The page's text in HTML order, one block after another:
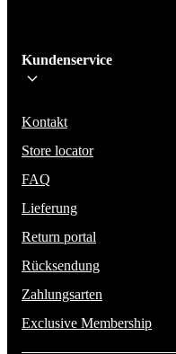
Bleib auf dem Laufenden
Aktionen. Wir geben deine
Kundenservice
Kontakt
Store locator
FAQ
Lieferung
Return portal
Rücksendung
Zahlungsarten
Exclusive Membership